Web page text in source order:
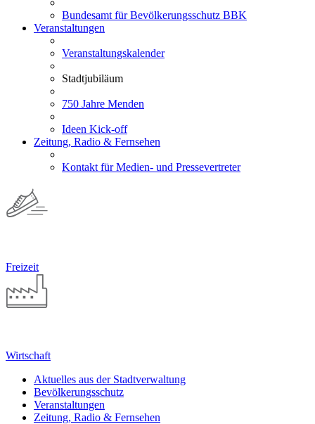
Bundesamt für Bevölkerungsschutz BBK
Veranstaltungen
Veranstaltungskalender
Stadtjubiläum
750 Jahre Menden
Ideen Kick-off
Zeitung, Radio & Fernsehen
Kontakt für Medien- und Pressevertreter
Freizeit
Wirtschaft
Aktuelles aus der Stadtverwaltung
Bevölkerungsschutz
Veranstaltungen
Zeitung, Radio & Fernsehen